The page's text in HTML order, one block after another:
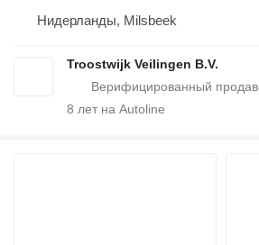
Нидерланды, Milsbeek
Troostwijk Veilingen B.V.
8 лет на Autoline